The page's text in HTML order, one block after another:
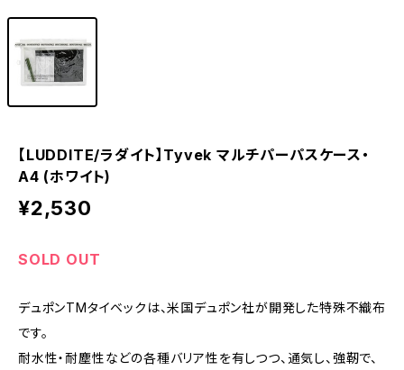
【LUDDITE/ラダイト】Tyvek マルチパーパスケース・
A4 (ホワイト)
¥2,530
SOLD OUT
デュポンTMタイベックは、米国デュポン社が開発した特殊不織布
です。
耐水性・耐塵性などの各種バリア性を有しつつ、通気し、強靭で、